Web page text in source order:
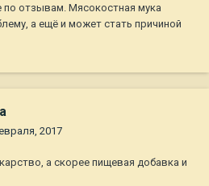
по отзывам. Мясокостная мука
а ещё и может стать причиной
2017
а скорее пищевая добавка и